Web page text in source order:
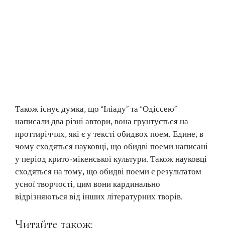
Також існує думка, що “Іліаду” та “Одіссею”
написали два різні автори, вона грунтується на
проттиріччях, які є у тексті обидвох поем. Едине, в
чому сходяться науковці, що обидві поеми написані
у період крито-мікенської культури. Також науковці
сходяться на тому, що обидві поеми є результатом
усної творчості, цим вони кардинально
відрізняються від інших літературних творів.
Читайте також: